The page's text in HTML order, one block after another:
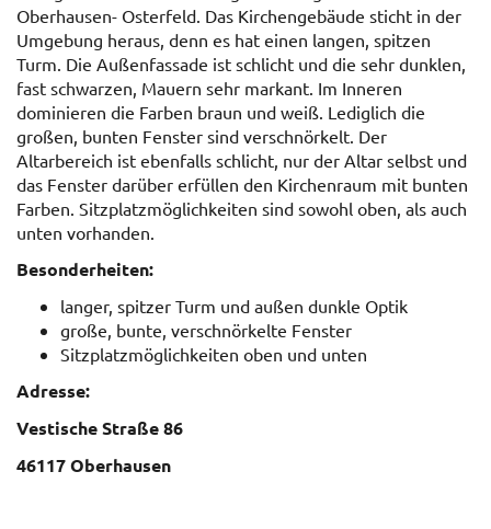
Oberhausen- Osterfeld. Das Kirchengebäude sticht in der
Umgebung heraus, denn es hat einen langen, spitzen
Turm. Die Außenfassade ist schlicht und die sehr dunklen,
fast schwarzen, Mauern sehr markant. Im Inneren
dominieren die Farben braun und weiß. Lediglich die
großen, bunten Fenster sind verschnörkelt. Der
Altarbereich ist ebenfalls schlicht, nur der Altar selbst und
das Fenster darüber erfüllen den Kirchenraum mit bunten
Farben. Sitzplatzmöglichkeiten sind sowohl oben, als auch
unten vorhanden.
Besonderheiten:
langer, spitzer Turm und außen dunkle Optik
große, bunte, verschnörkelte Fenster
Sitzplatzmöglichkeiten oben und unten
Adresse:
Vestische Straße 86
46117 Oberhausen